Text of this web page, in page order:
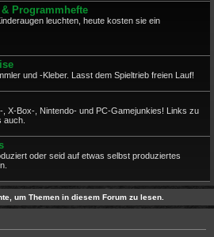
Programmhefte
leuchten, heute kosten sie ein
und -Kleber. Lasst dem Spieltrieb freien Lauf!
X-Box-, Nintendo- und PC-Gamejunkies! Links zu
auch.
oder seid auf etwas selbst produziertes
um Themen in diesem Forum zu lesen.